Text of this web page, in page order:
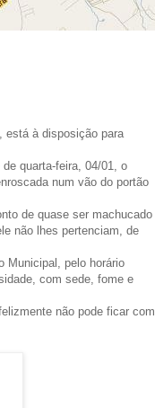
está à disposição para
quarta-feira, 04/01, o
num vão do portão
de quase ser machucado
não lhes pertenciam, de
Municipal, pelo horário
com sede, fome e
não pode ficar com